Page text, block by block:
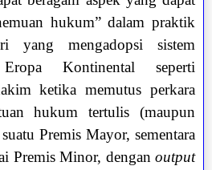
hukum” dalam praktik
yang mengadopsi sistem
Kontinental seperti
ketika memutus perkara
hukum tertulis (maupun
Premis Mayor, sementara
Premis Minor, dengan output